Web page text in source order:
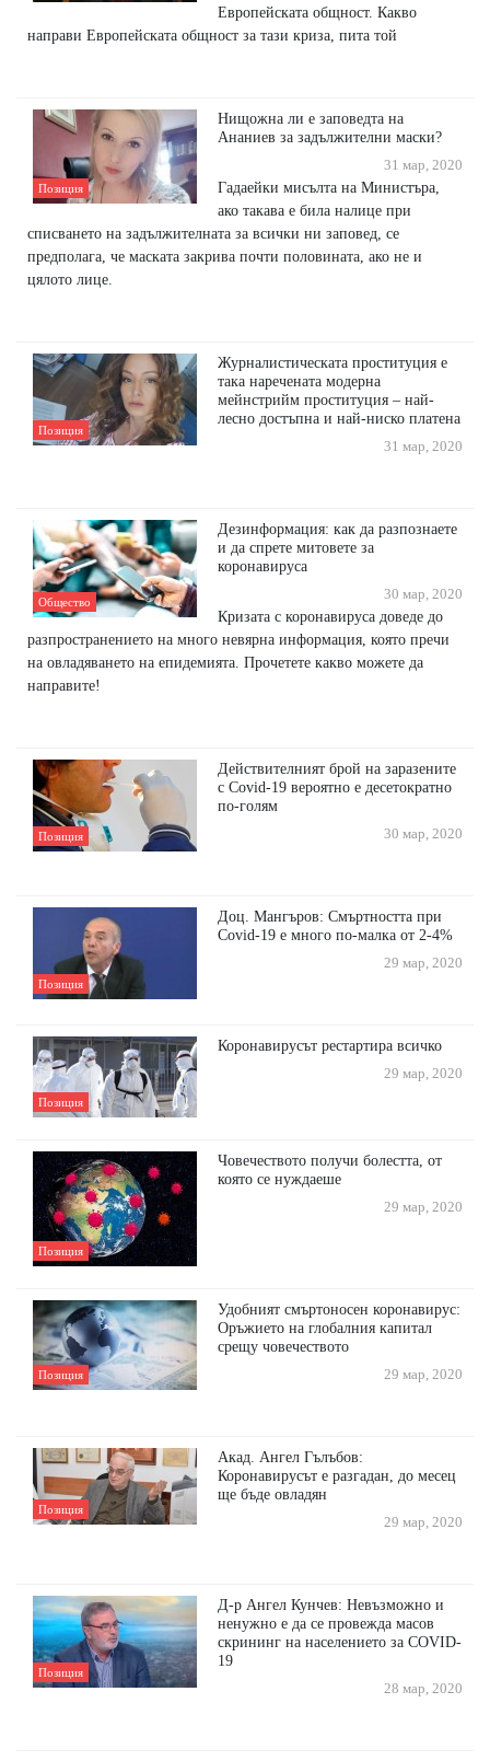
Европейската общност. Какво
направи Европейската общност за тази криза, пита той
Позиция
Нищожна ли е заповедта на
Ананиев за задължителни маски?
31 мар, 2020
Гадаейки мисълта на Министъра,
ако такава е била налице при
списването на задължителната за всички ни заповед, се
предполага, че маската закрива почти половината, ако не и
цялото лице.
Позиция
Журналистическата проституция е
така наречената модерна
мейнстрийм проституция – най-
лесно достъпна и най-ниско платена
31 мар, 2020
Общество
Дезинформация: как да разпознаете
и да спрете митовете за
коронавируса
30 мар, 2020
Кризата с коронавируса доведе до
разпространението на много невярна информация, която пречи
на овладяването на епидемията. Прочетете какво можете да
направите!
Позиция
Действителният брой на заразените
с Covid-19 вероятно е десетократно
по-голям
30 мар, 2020
Позиция
Доц. Мангъров: Смъртността при
Covid-19 е много по-малка от 2-4%
29 мар, 2020
Позиция
Коронавирусът рестартира всичко
29 мар, 2020
Позиция
Човечеството получи болестта, от
която се нуждаеше
29 мар, 2020
Позиция
Удобният смъртоносен коронавирус:
Оръжието на глобалния капитал
срещу човечеството
29 мар, 2020
Позиция
Акад. Ангел Гълъбов:
Коронавирусът е разгадан, до месец
ще бъде овладян
29 мар, 2020
Позиция
Д-р Ангел Кунчев: Невъзможно и
ненужно е да се провежда масов
скрининг на населението за COVID-
19
28 мар, 2020